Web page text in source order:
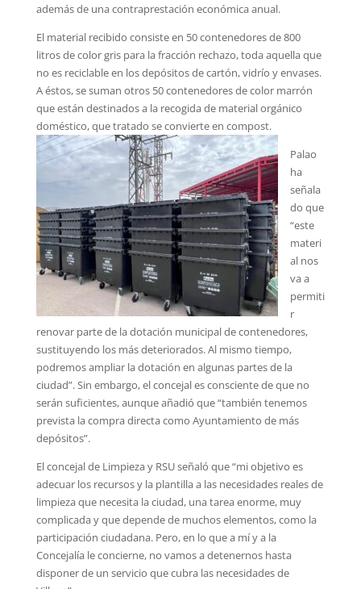
además de una contraprestación económica anual.
El material recibido consiste en 50 contenedores de 800
litros de color gris para la fracción rechazo, toda aquella que
no es reciclable en los depósitos de cartón, vidrío y envases.
A éstos, se suman otros 50 contenedores de color marrón
que están destinados a la recogida de material orgánico
doméstico, que tratado se convierte en compost.
Palao
ha
señala
do que
“este
materi
al nos
va a
permiti
r
renovar parte de la dotación municipal de contenedores,
sustituyendo los más deteriorados. Al mismo tiempo,
podremos ampliar la dotación en algunas partes de la
ciudad”. Sin embargo, el concejal es consciente de que no
serán suficientes, aunque añadió que “también tenemos
prevista la compra directa como Ayuntamiento de más
depósitos”.
El concejal de Limpieza y RSU señaló que “mi objetivo es
adecuar los recursos y la plantilla a las necesidades reales de
limpieza que necesita la ciudad, una tarea enorme, muy
complicada y que depende de muchos elementos, como la
participación ciudadana. Pero, en lo que a mí y a la
Concejalía le concierne, no vamos a detenernos hasta
disponer de un servicio que cubra las necesidades de